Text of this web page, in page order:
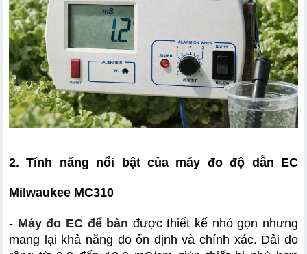
2. Tính năng nổi bật của máy đo độ dẫn EC
Milwaukee MC310
- Máy đo EC để bàn được thiết kế nhỏ gọn nhưng
mang lại khả năng đo ổn định và chính xác. Dải đo